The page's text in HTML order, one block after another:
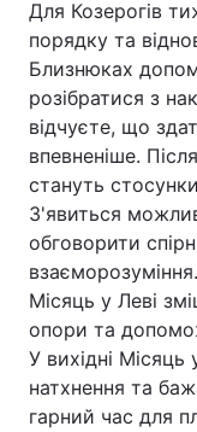
Для Козерогів
порядку та
Близнюках
розібратися з
відчуєте, що
впевненіше.
стануть
З'явиться
обговорити
Місяць у Леві
опори та
У вихідні Місяць
натхнення та
гарний час для